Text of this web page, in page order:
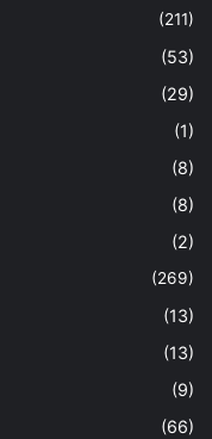
(211)
(53)
(29)
(1)
(8)
(8)
(2)
(269)
(13)
(13)
(9)
(66)